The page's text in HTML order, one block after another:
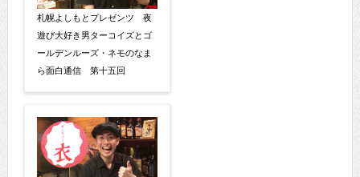
札幌よしもとプレゼンツ 夜
遊び大好き男ターコイズとゴ
ールデンルーズ・ネモのなま
ら面白通信 第十五回